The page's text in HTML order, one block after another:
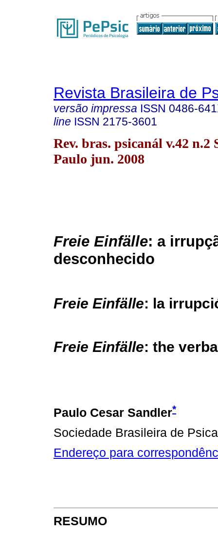
Revista Brasileira de
versão impressa ISSN 0486-
line ISSN 2175-3601
Rev. bras. psicanál v.42 n.2
Paulo jun. 2008
Freie Einfälle: a
desconhecido
Freie Einfälle: la
Freie Einfälle: the
Paulo Cesar Sandler*
Sociedade Brasileira de
Endereço para
RESUMO